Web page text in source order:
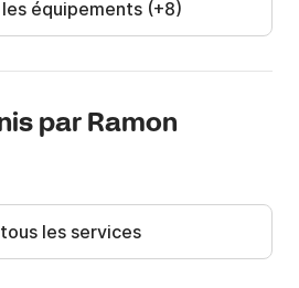
équipements (+8)
par Ramon
les services